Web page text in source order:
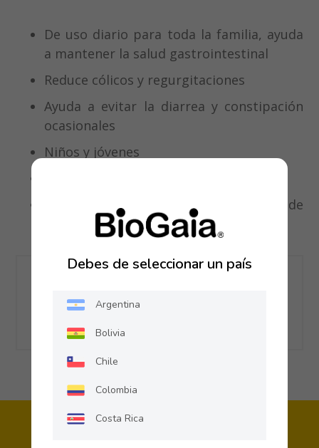
Debes de seleccionar un país
Argentina
Bolivia
Chile
Colombia
Costa Rica
De uso diario para toda la familia, ayuda
a mantener la salud gastrointestinal
Reduce cólicos y regurgitaciones
Ayuda a evitar la diarrea y constipación
ocasionales
Niños y jóvenes
Prevención de Diarrea Asociada al Uso de
Antibióticos